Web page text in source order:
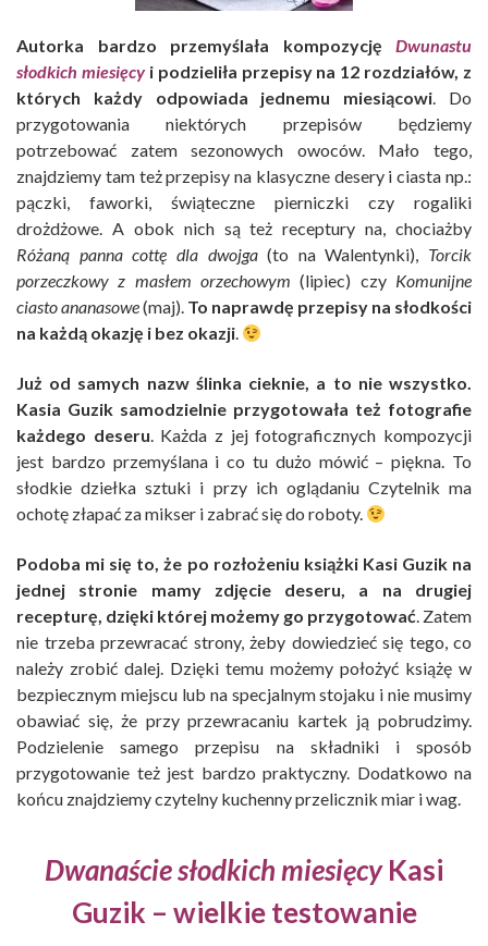
Autorka bardzo przemyślała kompozycję Dwunastu
słodkich miesięcyi podzieliła przepisy na 12 rozdziałów, z
których każdy odpowiada jednemu miesiącowi. Do
przygotowania niektórych przepisów będziemy
potrzebować zatem sezonowych owoców. Mało tego,
znajdziemy tam też przepisy na klasyczne desery i ciasta np.:
pączki, faworki, świąteczne pierniczki czy rogaliki
drożdżowe. A obok nich są też receptury na, chociażby
Różaną panna cottę dla dwojga(to na Walentynki), Torcik
porzeczkowy z masłem orzechowym (lipiec) czy Komunijne
ciasto ananasowe(maj). To naprawdę przepisy na słodkości
na każdą okazję i bez okazji.
Już od samych nazw ślinka cieknie, a to nie wszystko.
Kasia Guzik samodzielnie przygotowała też fotografie
każdego deseru. Każda z jej fotograficznych kompozycji
jest bardzo przemyślana i co tu dużo mówić – piękna. To
słodkie dziełka sztuki i przy ich oglądaniu Czytelnik ma
ochotę złapać za mikser i zabrać się do roboty.
Podoba mi się to, że po rozłożeniu książki Kasi Guzik na
jednej stronie mamy zdjęcie deseru, a na drugiej
recepturę, dzięki której możemy go przygotować. Zatem
nie trzeba przewracać strony, żeby dowiedzieć się tego, co
należy zrobić dalej. Dzięki temu możemy położyć książę w
bezpiecznym miejscu lub na specjalnym stojaku i nie musimy
obawiać się, że przy przewracaniu kartek ją pobrudzimy.
Podzielenie samego przepisu na składniki i sposób
przygotowanie też jest bardzo praktyczny. Dodatkowo na
końcu znajdziemy czytelny kuchenny przelicznik miar i wag.
Dwanaście słodkich miesięcyKasi
Guzik – wielkie testowanie